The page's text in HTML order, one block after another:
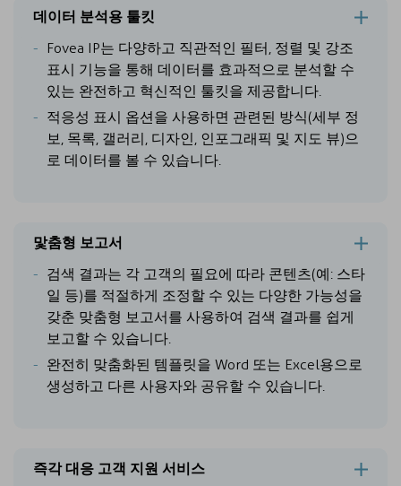
데이터 분석용 툴킷
Fovea IP는 다양하고 직관적인 필터, 정렬 및 강조
표시 기능을 통해 데이터를 효과적으로 분석할 수
있는 완전하고 혁신적인 툴킷을 제공합니다.
적응성 표시 옵션을 사용하면 관련된 방식(세부 정
보, 목록, 갤러리, 디자인, 인포그래픽 및 지도 뷰)으
로 데이터를 볼 수 있습니다.
맟춤형 보고서
검색 결과는 각 고객의 필요에 따라 콘텐츠(예: 스타
일 등)를 적절하게 조정할 수 있는 다양한 가능성을
갖춘 맞춤형 보고서를 사용하여 검색 결과를 쉽게
보고할 수 있습니다.
완전히 맞춤화된 템플릿을 Word 또는 Excel용으로
생성하고 다른 사용자와 공유할 수 있습니다.
즉각 대응 고객 지원 서비스